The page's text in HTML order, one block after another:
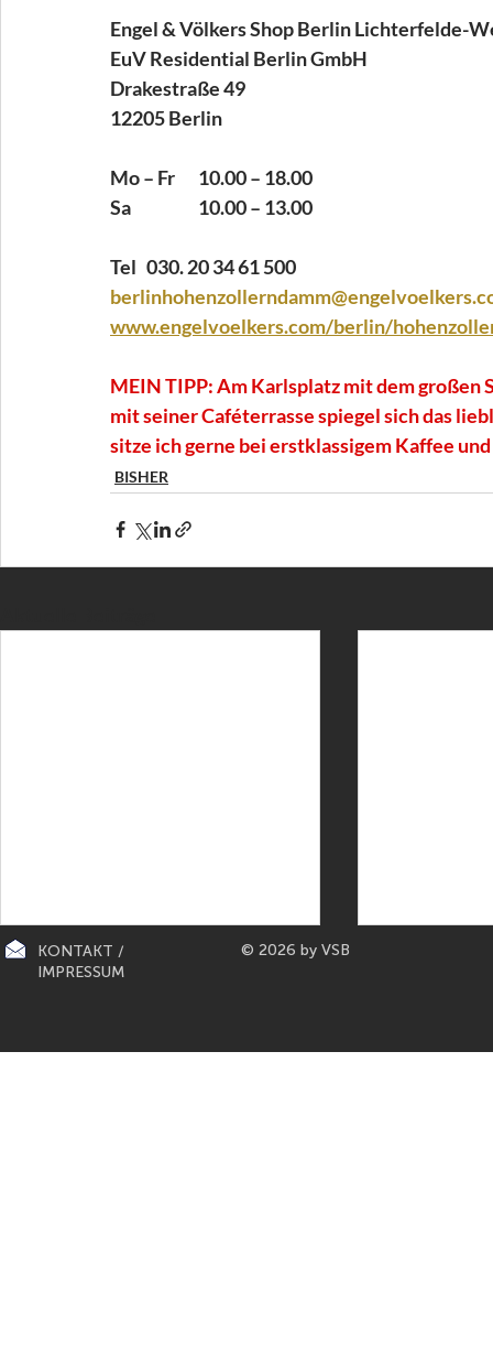
Engel & Völkers Shop Berlin Lichterfelde-
EuV Residential Berlin GmbH
Drakestraße 49
12205 Berlin
Mo – Fr 	10.00 – 18.00
Sa
10.00 – 13.00
Tel   030. 20 34 61 500
www.engelvoelkers.com/berlin/
MEIN TIPP: Am Karlsplatz mit dem großen
mit seiner Caféterrasse spiegel sich das
sitze ich gerne bei erstklassigem Kaffee
BISHER
KONTAKT /
IMPRESSUM
© 2026 by VSB